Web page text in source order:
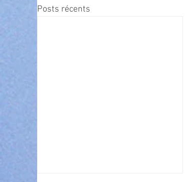
Posts récents